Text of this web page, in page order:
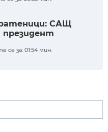
САЩ
президент
се за: 01:54 мин.